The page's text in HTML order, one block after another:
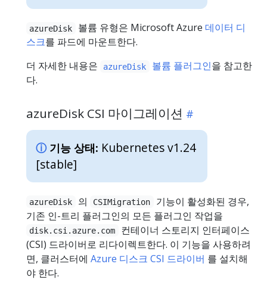
azureDisk 볼륨 유형은 Microsoft Azure 데이터 디
스크를 파드에 마운트한다.
더 자세한 내용은
azureDisk 볼륨 플러그인을 참고한
다.
azureDisk CSI 마이그레이션
기능 상태: Kubernetes v1.24
[stable]
azureDisk 의 CSIMigration
기능이 활성화된 경우,
기존 인-트리 플러그인의 모든 플러그인 작업을
disk.csi.azure.com
컨테이너 스토리지 인터페이스
(CSI) 드라이버로 리다이렉트한다. 이 기능을 사용하려
면, 클러스터에 Azure 디스크 CSI 드라이버 를 설치해
야 한다.